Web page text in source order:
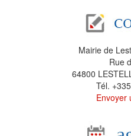
Mairie de
Rue
64800
Tél.
Envoyer